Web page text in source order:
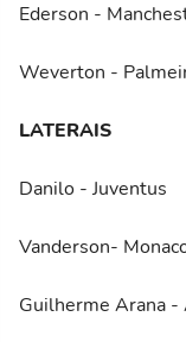
Ederson -
Weverton -
LATERAIS
Danilo - Juventus
Vanderson-
Guilherme Arana